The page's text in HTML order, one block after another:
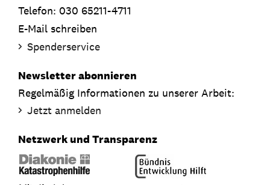
Telefon: 030 65211-4711
E-Mail schreiben
Spenderservice
Newsletter abonnieren
Regelmäßig Informationen zu unserer Arbeit:
Jetzt anmelden
Netzwerk und Transparenz